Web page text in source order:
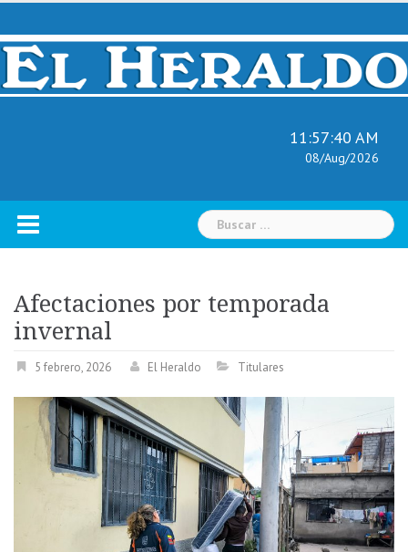
Skip
content
11:57:41 AM
08/Aug/2026
Buscar:
Afectaciones por temporada
invernal
5 febrero, 2026 El Heraldo Titulares